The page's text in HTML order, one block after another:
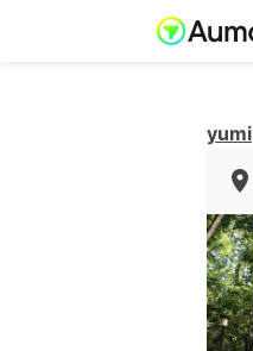
yumi